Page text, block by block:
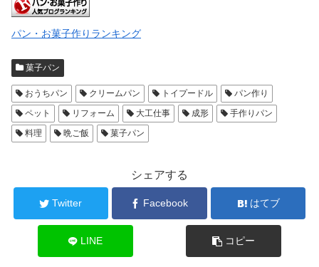
パン・お菓子作りランキング
菓子パン
おうちパン クリームパン トイプードル
パン作り
ペット
リフォーム 大工仕事 成形
手作りパン
料理
晩ご飯 菓子パン
シェアする
Twitter Facebook はてブ
LINE コピー